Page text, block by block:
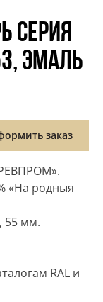
СЕРИЯ
ЭМАЛЬ
заказ
«На родныя
55 мм.
RAL и